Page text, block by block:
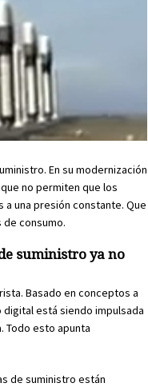
En su modernización
no permiten que los
una presión constante. Que
consumo.
suministro ya no
Basado en conceptos a
está siendo impulsada
Todo esto apunta
de suministro están